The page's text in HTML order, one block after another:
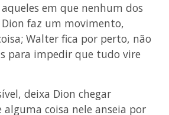
em que nenhum dos
Dion faz um movimento,
Walter fica por perto, não
para impedir que tudo vire
deixa Dion chegar
coisa nele anseia por